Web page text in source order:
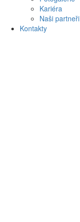
Kariéra
Naši partneři
Kontakty